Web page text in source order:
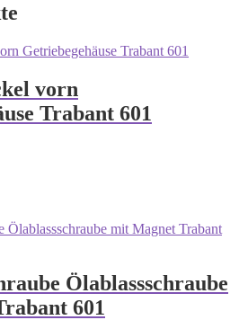
vorn
Trabant 601
Ölablassschraube
601